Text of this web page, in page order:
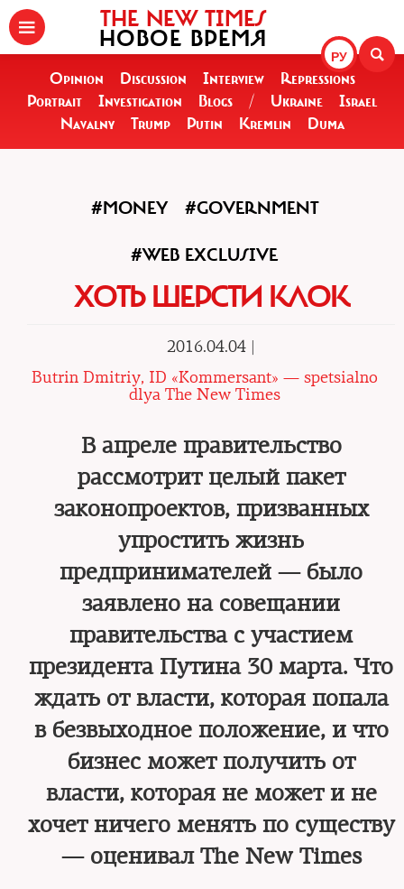
РУ
THE NEW TIMES
НОВОЕ ВРЕМЯ
Opinion Discussion Interview
Repressions
Portrait
Investigation Blogs / Ukraine
Israel
Navalny
Trump Putin Kremlin Duma
#MONEY #GOVERNMENT
#WEB EXCLUSIVE
ХОТЬ ШЕРСТИ КЛОК
2016.04.04 |
Butrin Dmitriy, ID «Kommersant» — spetsialno
dlya The New Times
В апреле правительство
рассмотрит целый пакет
законопроектов, призванных
упростить жизнь
предпринимателей — было
заявлено на совещании
правительства с участием
президента Путина 30 марта. Что
ждать от власти, которая попала
в безвыходное положение, и что
бизнес может получить от
власти, которая не может и не
хочет ничего менять по существу
— оценивал The New Times